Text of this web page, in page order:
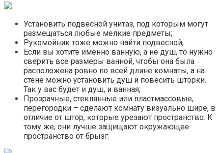
Установить подвесной унитаз, под которым могут
размещаться любые мелкие предметы;
Рукомойник тоже можно найти подвесной;
Если вы хотите именно ванную, а не душ, то нужно
сверить все размеры ванной, чтобы она была
расположена ровно по всей длине комнаты, а на
стене можно установить душ и повесить шторки.
Так у вас будет и душ, и ванная;
Прозрачные, стеклянные или пластмассовые,
перегородки – сделают комнату визуально шире, в
отличие от штор, которые урезают пространство. К
тому же, они лучше защищают окружающее
пространство от брызг.